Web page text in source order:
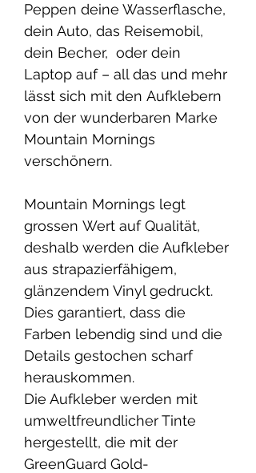
Peppen deine Wasserflasche,
dein Auto, das Reisemobil,
dein Becher, oder dein
Laptop auf – all das und mehr
lässt sich mit den Aufklebern
von der wunderbaren Marke
Mountain Mornings
verschönern.
Mountain Mornings legt
grossen Wert auf Qualität,
deshalb werden die Aufkleber
aus strapazierfähigem,
glänzendem Vinyl gedruckt.
Dies garantiert, dass die
Farben lebendig sind und die
Details gestochen scharf
herauskommen.
Die Aufkleber werden mit
umweltfreundlicher Tinte
hergestellt, die mit der
GreenGuard Gold-